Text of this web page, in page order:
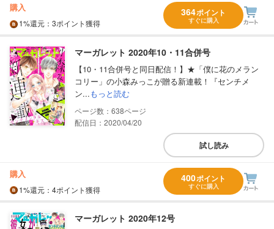
購入
1%還元 ：3ポイント獲得
364ポイント
すぐに購入
マーガレット 2020年10・11合併号
【10・11合併号と同日配信！】★「僕に花のメラン
コリー」の小森みっこが贈る新連載！『センチメ
ン...もっと読む
638
配信日：2020/04/20
試し読み
購入
1%還元 ：4ポイント獲得
400ポイント
すぐに購入
マーガレット 2020年12号